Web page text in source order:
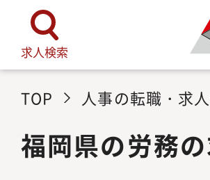
求人検索
TOP 人事の転職・求
福岡県の労務